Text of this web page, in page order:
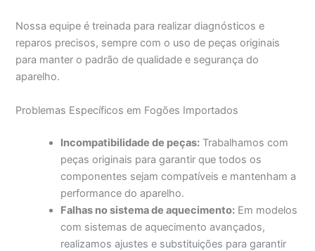
Nossa equipe é treinada para realizar diagnósticos e
reparos precisos, sempre com o uso de peças originais
para manter o padrão de qualidade e segurança do
aparelho.
Problemas Específicos em Fogões Importados
Incompatibilidade de peças: Trabalhamos com
peças originais para garantir que todos os
componentes sejam compatíveis e mantenham a
performance do aparelho.
Falhas no sistema de aquecimento: Em modelos
com sistemas de aquecimento avançados,
realizamos ajustes e substituições para garantir